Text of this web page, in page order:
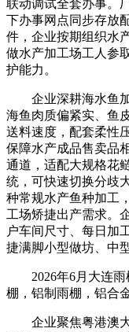
联动调试全套办事。
下办事网点同步存放
件，企业按期组织水
做水产加工场工人参
护能力。
企业深耕海水鱼加
海鱼肉质偏紧实、鱼
送料速度，配套柔性
保障水产成品售卖品
通道，适配大规格花
统，可快速切换分歧
种常规水产鱼种加工
工场矫捷出产需求。
户车间尺寸、每日加
捷满脚小型做坊、中
2026年6月大连雨
棚，铝制雨棚，铝合
企业聚焦粤港澳大